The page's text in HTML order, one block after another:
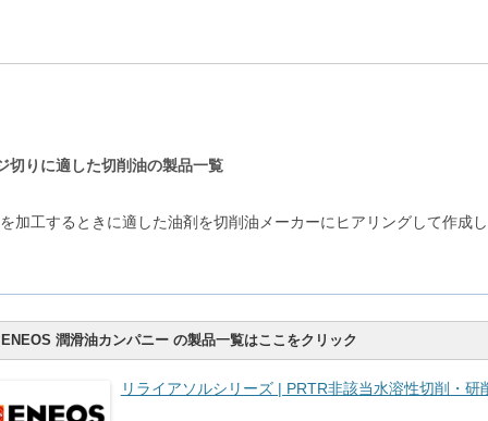
切りに適した切削油の製品一覧
加工するときに適した油剤を切削油メーカーにヒアリングして作成
ENEOS 潤滑油カンパニー の製品一覧はここをクリック
リライアソルシリーズ | PRTR非該当水溶性切削・研